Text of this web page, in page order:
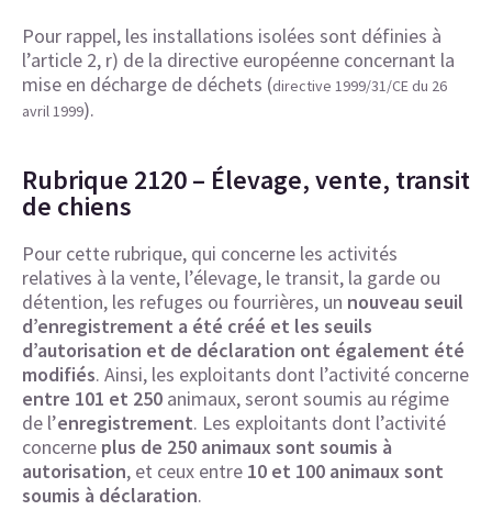
Pour rappel, les installations isolées sont définies à
l’article 2, r) de la directive européenne concernant la
mise en décharge de déchets (directive 1999/31/CE du 26
avril 1999).
Rubrique 2120 – Élevage, vente, transit
de chiens
Pour cette rubrique, qui concerne les activités
relatives à la vente, l’élevage, le transit, la garde ou
détention, les refuges ou fourrières, un nouveau seuil
d’enregistrement a été créé et les seuils
d’autorisation et de déclaration ont également été
modifiés. Ainsi, les exploitants dont l’activité concerne
entre 101 et 250 animaux, seront soumis au régime
de l’enregistrement. Les exploitants dont l’activité
concerne plus de 250 animaux sont soumis à
autorisation, et ceux entre 10 et 100 animaux sont
soumis à déclaration.